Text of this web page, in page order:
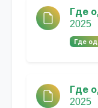
Где
2025
Где
Где
2025